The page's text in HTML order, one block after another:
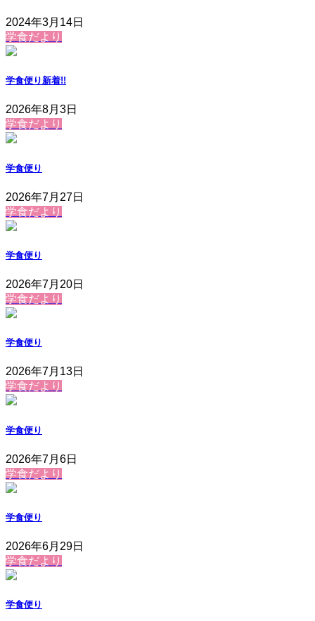
2024年3月14日
学食だより
学食便り新着!!
2026年8月3日
学食だより
学食便り
2026年7月27日
学食だより
学食便り
2026年7月20日
学食だより
学食便り
2026年7月13日
学食だより
学食便り
2026年7月6日
学食だより
学食便り
2026年6月29日
学食だより
学食便り